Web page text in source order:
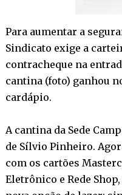
Para aumentar a
Sindicato exige a
contracheque na
cantina (foto) ganhou
cardápio.
A cantina da Sede
de Sílvio Pinheiro.
com os cartões
Eletrônico e Rede